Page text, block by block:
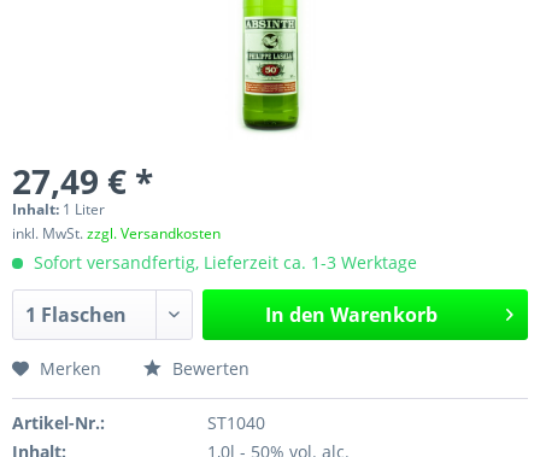
27,49 € *
Inhalt: 1 Liter
inkl. MwSt.zzgl. Versandkosten
Sofort versandfertig, Lieferzeit ca. 1-3 Werktage
In den Warenkorb
Merken Bewerten
Artikel-Nr.:
ST1040
Inhalt:
1,0l - 50% vol. alc.